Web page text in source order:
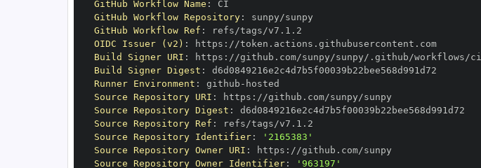
GitHub Workflow Name :
GitHub Workflow Repository:
GitHub Workflow Ref :
OIDC Issuer (v2) : https :
//token.actions.githubusercontent.com
Build Signer URI : https :
Build Signer Digest :
Runner Environment : github -
Source Repository URI : https :
Source Repository Digest :
Source Repository Ref :
Source Repository Identifier:
'2165383'
Source Repository Owner URI : https :
Source Repository Owner Identifier: '963197'